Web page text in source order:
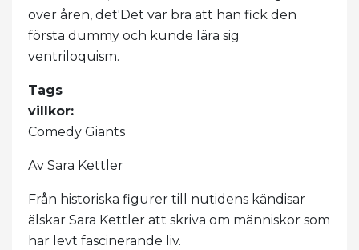
över åren, det'Det var bra att han fick den
första dummy och kunde lära sig
ventriloquism.
Tags
villkor:
Comedy Giants
Av Sara Kettler
Från historiska figurer till nutidens kändisar
älskar Sara Kettler att skriva om människor som
har levt fascinerande liv.